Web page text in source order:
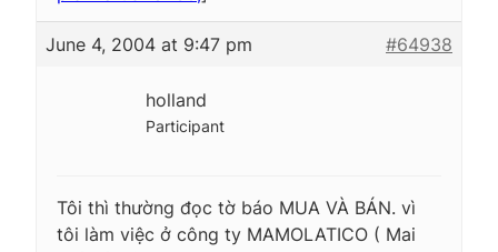
June 4, 2004 at 9:47 pm #64938
holland
Participant
Tôi thì thường đọc tờ báo MUA VÀ BÁN. vì
tôi làm việc ở công ty MAMOLATICO ( Mai